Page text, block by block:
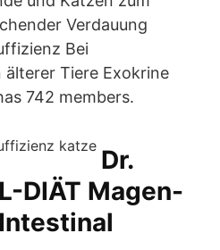
Verdauung
Bei
Tiere Exokrine
742 members.
Dr.
DIÄT Magen-